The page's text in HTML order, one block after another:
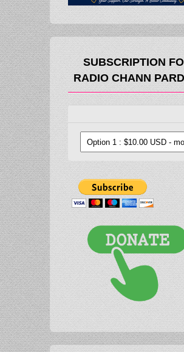
SUBSCRIPTION
RADIO CHANN